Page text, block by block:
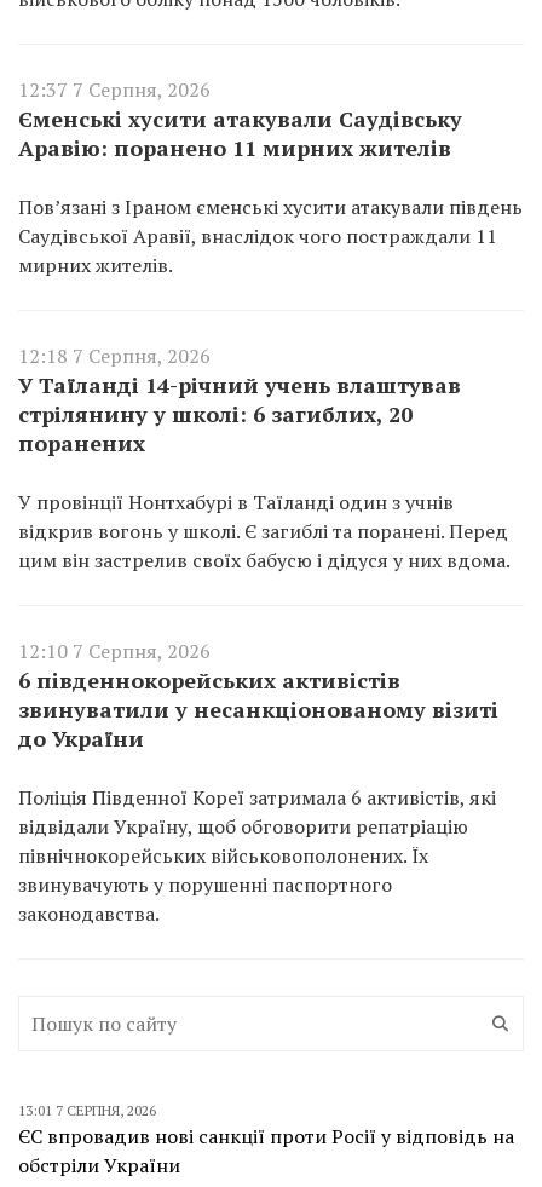
12:37 7 Серпня, 2026
Єменські хусити атакували Саудівську
Аравію: поранено 11 мирних жителів
Пов’язані з Іраном єменські хусити атакували південь
Саудівської Аравії, внаслідок чого постраждали 11
мирних жителів.
12:18 7 Серпня, 2026
У Таїланді 14-річний учень влаштував
стрілянину у школі: 6 загиблих, 20
поранених
У провінції Нонтхабурі в Таїланді один з учнів
відкрив вогонь у школі. Є загиблі та поранені. Перед
цим він застрелив своїх бабусю і дідуся у них вдома.
12:10 7 Серпня, 2026
6 південнокорейських активістів
звинуватили у несанкціонованому візиті
до України
Поліція Південної Кореї затримала 6 активістів, які
відвідали Україну, щоб обговорити репатріацію
північнокорейських військовополонених. Їх
звинувачують у порушенні паспортного
законодавства.
13:01 7 СЕРПНЯ, 2026
ЄС впровадив нові санкції проти Росії у відповідь на
обстріли України